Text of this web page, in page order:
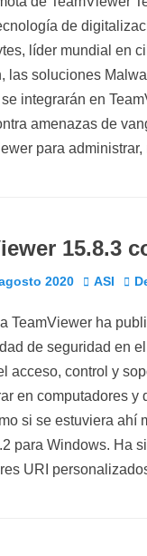
de
líder mundial en
las soluciones
integrarán en
amenazas de
para administrar,
15.8.3
2020 Autor
ASI
TeamViewer ha
de seguridad en
acceso, control y
en computadores
si se estuviera ahí
para Windows. Ha
URI